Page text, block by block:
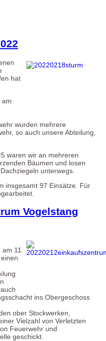
hat
am
wurden mehrere
so auch unsere Abteilung,
waren wir an mehreren
Bäumen und losen
unterwegs.
insgesamt 97 Einsätze. Für
Vogelstang
11.
ins Obergeschoss
ober Stockwerken,
Vielzahl von Verletzten
Feuerwehr und
geschickt.